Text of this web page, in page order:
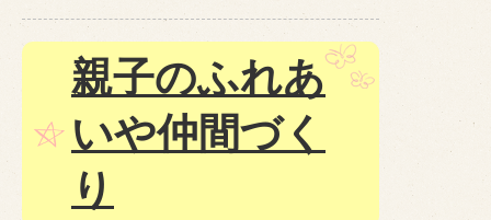
親子のふれあ
いや仲間づく
り